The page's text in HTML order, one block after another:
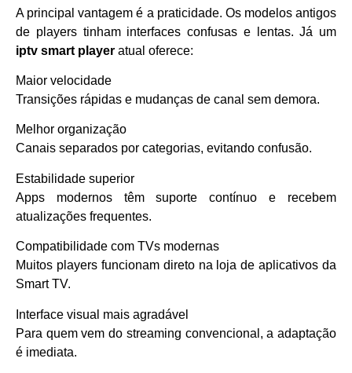
A principal vantagem é a praticidade. Os modelos antigos
de players tinham interfaces confusas e lentas. Já um
iptv smart player atual oferece:
Maior velocidade
Transições rápidas e mudanças de canal sem demora.
Melhor organização
Canais separados por categorias, evitando confusão.
Estabilidade superior
Apps modernos têm suporte contínuo e recebem
atualizações frequentes.
Compatibilidade com TVs modernas
Muitos players funcionam direto na loja de aplicativos da
Smart TV.
Interface visual mais agradável
Para quem vem do streaming convencional, a adaptação
é imediata.